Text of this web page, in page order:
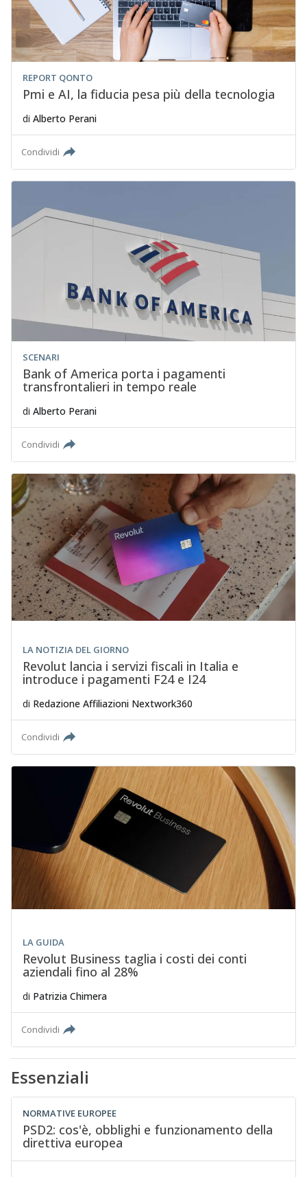
REPORT QONTO
Pmi e AI, la fiducia pesa più della tecnologia
di Alberto Perani
Condividi
SCENARI
Bank of America porta i pagamenti
transfrontalieri in tempo reale
di Alberto Perani
Condividi
LA NOTIZIA DEL GIORNO
Revolut lancia i servizi fiscali in Italia e
introduce i pagamenti F24 e I24
di Redazione Affiliazioni Nextwork360
Condividi
LA GUIDA
Revolut Business taglia i costi dei conti
aziendali fino al 28%
di Patrizia Chimera
Condividi
Essenziali
NORMATIVE EUROPEE
PSD2: cos'è, obblighi e funzionamento della
direttiva europea